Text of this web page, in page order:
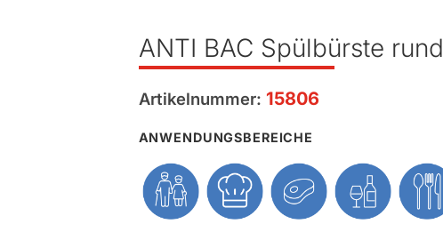
ANTI BAC Spülbürste rund
Artikelnummer: 15806
ANWENDUNGSBEREICHE